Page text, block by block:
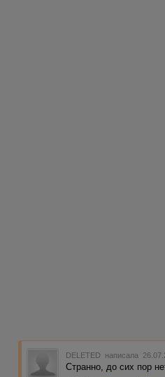
DELETED написала
Cтранно, до сих пор